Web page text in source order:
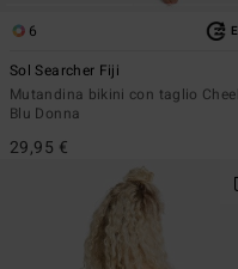
6
Sol Searcher Fiji
Mutandina bikini con taglio
Blu Donna
29,95 €